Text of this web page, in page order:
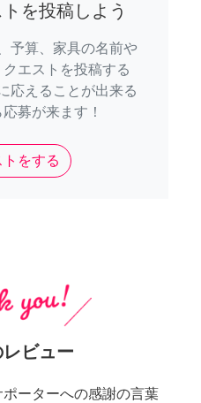
を投稿しよう
予算、家具の名前や
エストを投稿する
応えることが出来る
募が来ます！
トをする
ビュー
ーターへの感謝の言葉